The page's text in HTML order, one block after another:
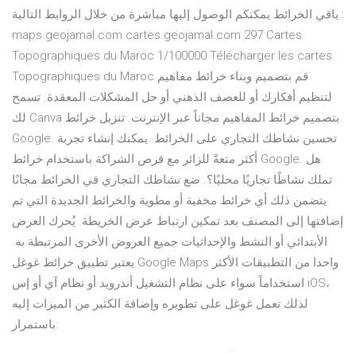
باقي الخرائط يمكنكم الوصول إليها مباشرة من خلال الروابط التالية :
maps.geojamal.com cartes.geojamal.com 297 Cartes
Topographiques du Maroc 1/100000 Télécharger les cartes
Topographiques du Maroc قم بتصميم وبناء خرائط مفاهيم
لتنظيم أفكارك أو للعصف الذهني أو حل المشكلات المعقدة. تسمح
لك Canva بتصميم خرائط المفاهيم مجاناً عبر الإنترنت. تنزيل خرائط
Google. تحسين نشاطك التجاري على الخرائط. يمكنك إنشاء تجربة
أكثر متعةً للزائر مع فرص الشراكة باستخدام خرائط Google. هل
تملك نشاطًا تجاريًا محليًا؟. ضع نشاطك التجاري في الخرائط مجانًا
يتضمن ذلك أي خرائط مخفية أو مطوية والخرائط الجديدة التي تم
إضافتها إلى المصنف بعد تمكين ارتباط عرض الخريطة. يُحرك العرض
الأبتدائي أو النشط والإحداثيات جميع العروض الأخرى المرتبطة به.
يعتبر تطبيق خرائط غوغل Google Maps واحدا من التطبيقات الأكثر
استخداماً سواء على نظام التشغيل أندرويد أو نظام آي أو إس iOS،
لذلك تعمل غوغل على تطويره وإضافة الكثير من الميزات إليه
باستمرار.